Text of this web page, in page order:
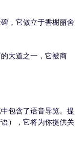
，它傲立于香榭丽舍
大道之一，它被商
包含了语音导览。提
），它将为你提供关